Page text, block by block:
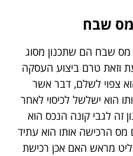
מס שבח
מס שבח הם שתכנון מסוג
וזאת טרם ביצוע העסקה
צפוי לשלם, דבר אשר
הוא ישלשל לכיסוי לאחר
זה לגבי קונה הנכס הוא
הרכישה אותו הוא עתיד
מראש האם אכן רכישת